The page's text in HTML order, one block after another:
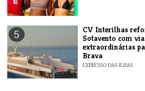
5
​CV Interilhas
Sotavento com
extraordinárias
Brava
EXPRESSO DAS ILHAS